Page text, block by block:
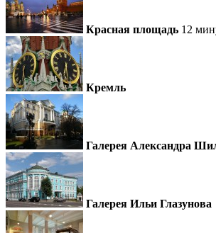
Красная площадь 12
Кремль
Галерея Александра
Галерея Ильи Глазунова